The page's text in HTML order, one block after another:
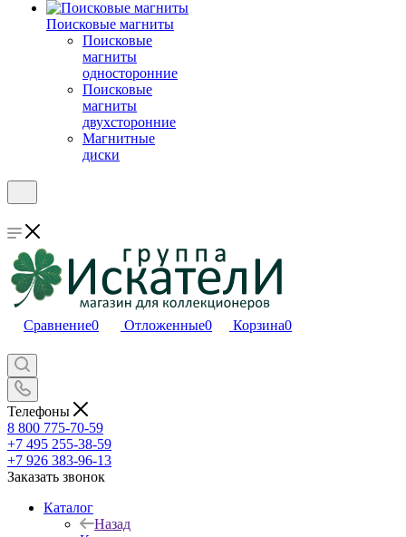
Поисковые магниты
Поисковые
магниты
односторонние
Поисковые
магниты
двухсторонние
Магнитные
диски
Сравнение0 Отложенные0 Корзина0
Телефоны
8 800 775-70-59
+7 495 255-38-59
+7 926 383-96-13
Заказать звонок
Каталог
Назад